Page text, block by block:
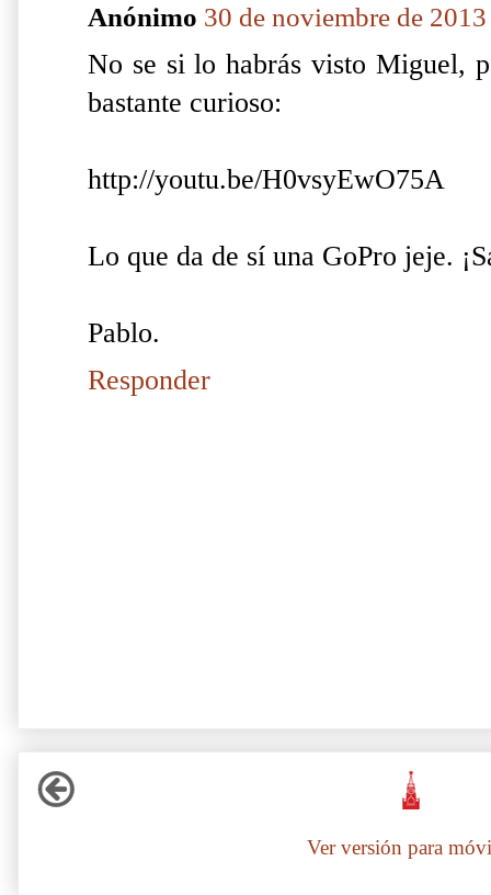
Anónimo 30 de noviembre de
No se si lo habrás visto Miguel,
bastante curioso:
http://youtu.be/H0vsyEwO75A
Lo que da de sí una GoPro jeje.
Pablo.
Responder
Ver versión para